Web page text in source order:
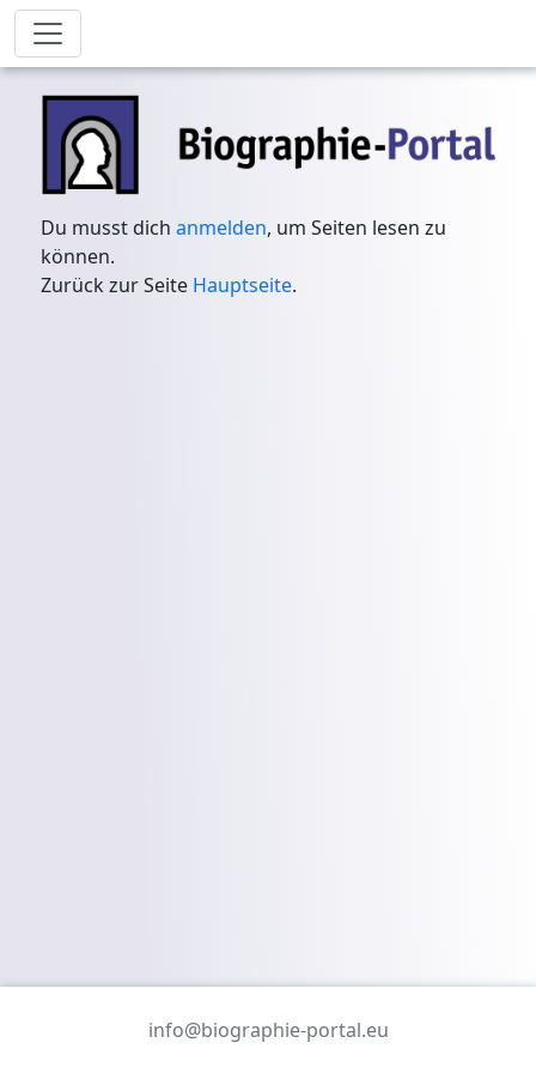
Du musst dichanmelden, um Seiten lesen zu
können.
Zurück zur Seite Hauptseite.
info@biographie-portal.eu